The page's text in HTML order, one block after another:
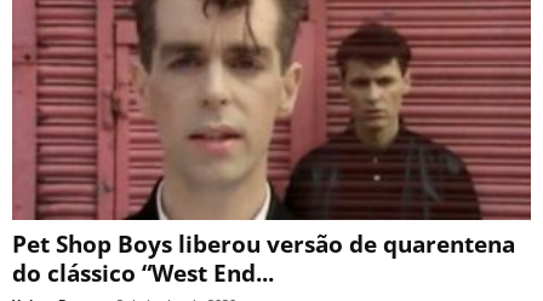
Pet Shop Boys liberou versão de quarentena
do clássico “West End...